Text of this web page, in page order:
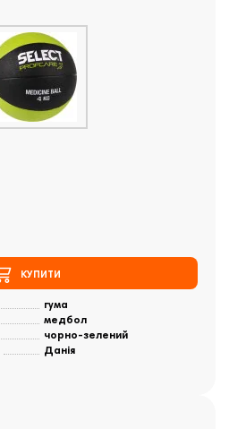
КУПИТИ
гума
медбол
чорно-зелений
Данія